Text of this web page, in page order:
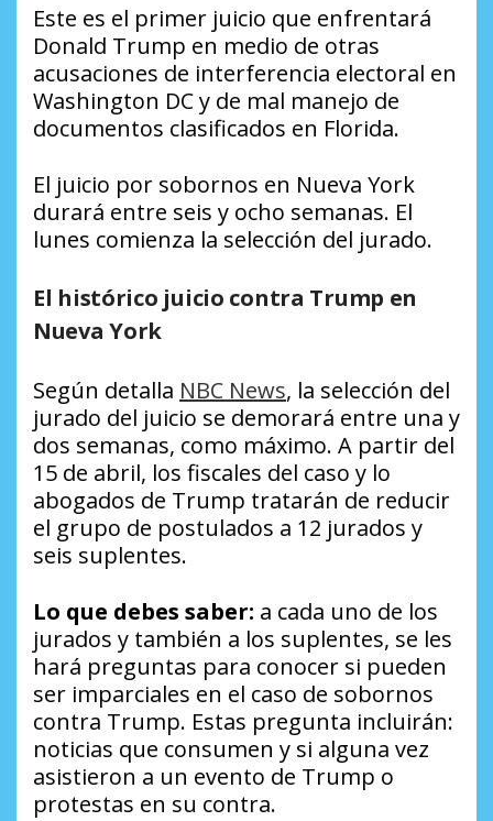
Este es el primer juicio que enfrentará
Donald Trump en medio de otras
acusaciones de interferencia electoral en
Washington DC y de mal manejo de
documentos clasificados en Florida.
El juicio por sobornos en Nueva York
durará entre seis y ocho semanas. El
lunes comienza la selección del jurado.
El histórico juicio contra Trump en
Nueva York
Según detalla NBC News, la selección del
jurado del juicio se demorará entre una y
dos semanas, como máximo. A partir del
15 de abril, los fiscales del caso y lo
abogados de Trump tratarán de reducir
el grupo de postulados a 12 jurados y
seis suplentes.
Lo que debes saber: a cada uno de los
jurados y también a los suplentes, se les
hará preguntas para conocer si pueden
ser imparciales en el caso de sobornos
contra Trump. Estas pregunta incluirán:
noticias que consumen y si alguna vez
asistieron a un evento de Trump o
protestas en su contra.